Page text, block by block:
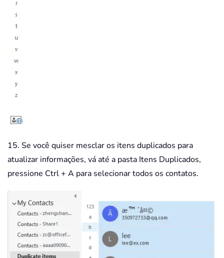
15. Se você quiser mesclar os itens duplicados para
atualizar informações, vá até a pasta Itens Duplicados,
pressione Ctrl + A para selecionar todos os contatos.